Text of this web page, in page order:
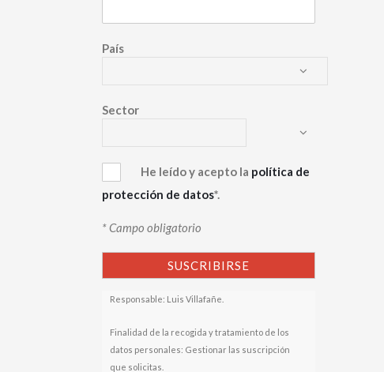
País
Sector
He leído y acepto la política de
protección de datos*.
* Campo obligatorio
Responsable: Luis Villafañe.
Finalidad de la recogida y tratamiento de los
datos personales: Gestionar las suscripción
que solicitas.